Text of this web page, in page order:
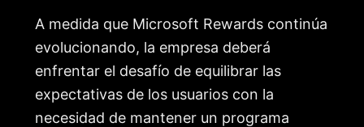
A medida que Microsoft Rewards continúa
evolucionando, la empresa deberá
enfrentar el desafío de equilibrar las
expectativas de los usuarios con la
necesidad de mantener un programa